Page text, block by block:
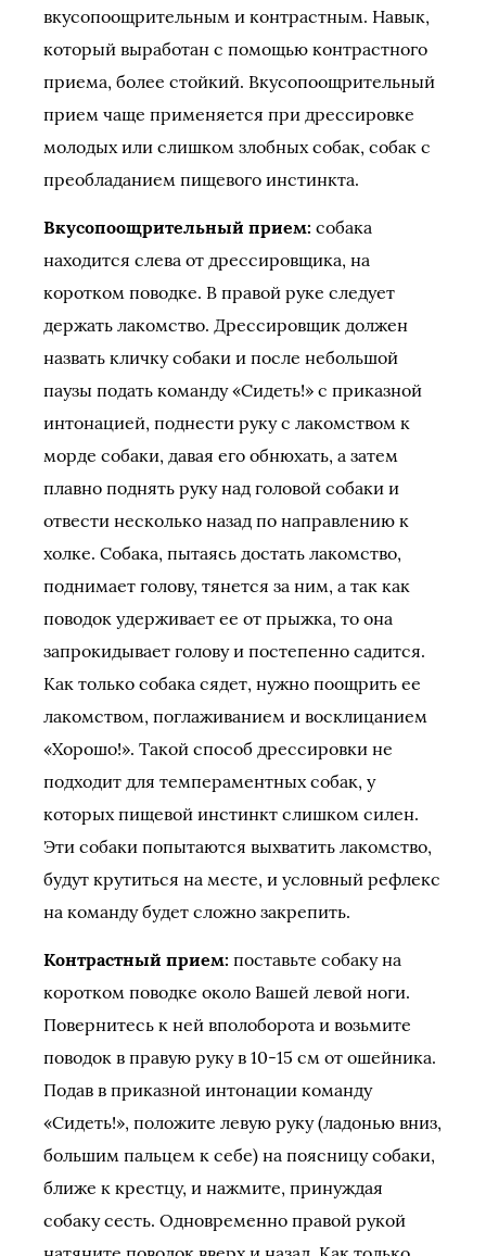
вкусопоощрительным и контрастным. Навык,
который выработан с помощью контрастного
приема, более стойкий. Вкусопоощрительный
прием чаще применяется при дрессировке
молодых или слишком злобных собак, собак с
преобладанием пищевого инстинкта.
Вкусопоощрительный прием: собака
находится слева от дрессировщика, на
коротком поводке. В правой руке следует
держать лакомство. Дрессировщик должен
назвать кличку собаки и после небольшой
паузы подать команду «Сидеть!» с приказной
интонацией, поднести руку с лакомством к
морде собаки, давая его обнюхать, а затем
плавно поднять руку над головой собаки и
отвести несколько назад по направлению к
холке. Собака, пытаясь достать лакомство,
поднимает голову, тянется за ним, а так как
поводок удерживает ее от прыжка, то она
запрокидывает голову и постепенно садится.
Как только собака сядет, нужно поощрить ее
лакомством, поглаживанием и восклицанием
«Хорошо!». Такой способ дрессировки не
подходит для темпераментных собак, у
которых пищевой инстинкт слишком силен.
Эти собаки попытаются выхватить лакомство,
будут крутиться на месте, и условный рефлекс
на команду будет сложно закрепить.
Контрастный прием: поставьте собаку на
коротком поводке около Вашей левой ноги.
Повернитесь к ней вполоборота и возьмите
поводок в правую руку в 10-15 см от ошейника.
Подав в приказной интонации команду
«Сидеть!», положите левую руку (ладонью вниз,
большим пальцем к себе) на поясницу собаки,
ближе к крестцу, и нажмите, принуждая
собаку сесть. Одновременно правой рукой